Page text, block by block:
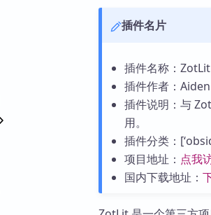
插件名片
插件名称：ZotLit
插件作者：
插件说明：与
用。
插件分类：
项目地址： 点我
国内下载地址：